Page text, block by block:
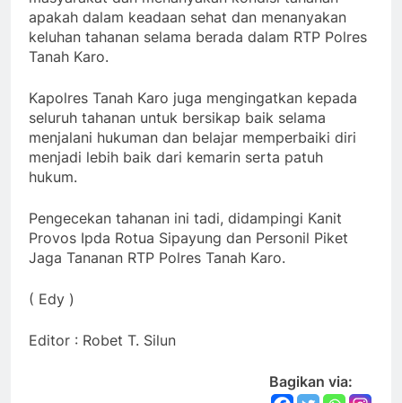
apakah dalam keadaan sehat dan menanyakan
keluhan tahanan selama berada dalam RTP Polres
Tanah Karo.
Kapolres Tanah Karo juga mengingatkan kepada
seluruh tahanan untuk bersikap baik selama
menjalani hukuman dan belajar memperbaiki diri
menjadi lebih baik dari kemarin serta patuh
hukum.
Pengecekan tahanan ini tadi, didampingi Kanit
Provos Ipda Rotua Sipayung dan Personil Piket
Jaga Tananan RTP Polres Tanah Karo.
( Edy )
Editor : Robet T. Silun
Bagikan via: